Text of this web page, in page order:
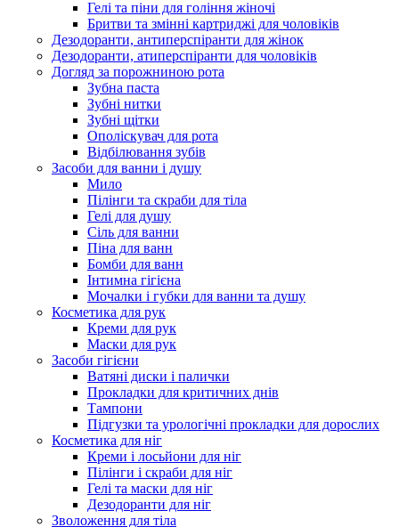
Гелі та піни для гоління жіночі
Бритви та змінні картриджі для чоловіків
Дезодоранти, антиперспіранти для жінок
Дезодоранти, атиперспіранти для чоловіків
Догляд за порожниною рота
Зубна паста
Зубні нитки
Зубні щітки
Ополіскувач для рота
Відбілювання зубів
Засоби для ванни і душу
Мило
Пілінги та скраби для тіла
Гелі для душу
Сіль для ванни
Піна для ванн
Бомби для ванн
Інтимна гігієна
Мочалки і губки для ванни та душу
Косметика для рук
Креми для рук
Маски для рук
Засоби гігієни
Ватяні диски і палички
Прокладки для критичних днів
Тампони
Підгузки та урологічні прокладки для дорослих
Косметика для ніг
Креми і лосьйони для ніг
Пілінги і скраби для ніг
Гелі та маски для ніг
Дезодоранти для ніг
Зволоження для тіла